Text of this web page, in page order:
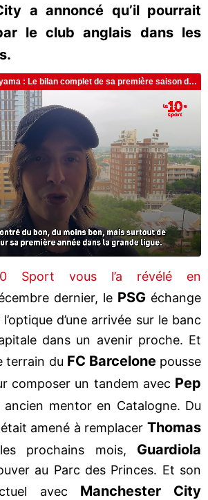
a annoncé qu’il pourrait
le club anglais dans les
Sport vous l’a révélé en
dernier, le PSG échange
l’optique d’une arrivée sur le banc
dans un avenir proche. Et
terrain du FC Barcelonepousse
composer un tandem avec Pep
ancien mentor en Catalogne. Du
amené à remplacer Thomas
prochains mois, Guardiola
au Parc des Princes. Et son
avec Manchester City